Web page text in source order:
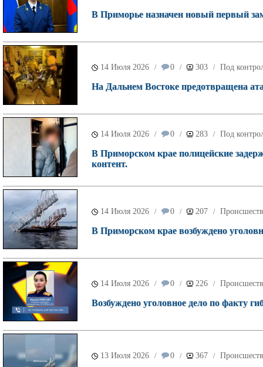
В Приморье назначен новый первый
14 Июля 2026 / 0 / 303 / Под
На Дальнем Востоке предотвращена
14 Июля 2026 / 0 / 283 / Под
В Приморском крае полицейские
контент.
14 Июля 2026 / 0 / 207 /
В Приморском крае возбуждено
14 Июля 2026 / 0 / 226 /
Возбуждено уголовное дело по факту
13 Июля 2026 / 0 / 367 /